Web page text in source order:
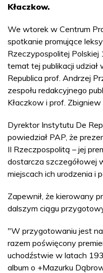
Kłaczkow.
We wtorek w Centrum
spotkanie promujące
Rzeczypospolitej
temat tej publikacji
Republica prof. Andrzej
zespołu redakcyjnego
Kłaczkow i prof. Zbigniew
Dyrektor Instytutu De
powiedział PAP, że
II Rzeczpospolitą – jej
dostarcza szczegółowej
miejscach ich urodzenia i
Zapewnił, że kierowany
dalszym ciągu
"W przygotowaniu jest
razem poświęcony
uchodźstwie w latach
album o +Mazurku